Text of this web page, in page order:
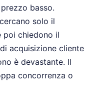
basso.
solo il
poi chiedono il
acquisizione cliente
è devastante. Il
concorrenza o